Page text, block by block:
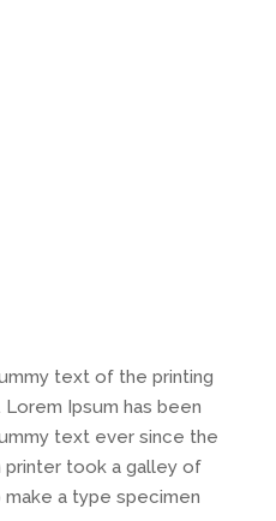
text of the printing
Ipsum has been
text ever since the
printer took a galley of
a type specimen